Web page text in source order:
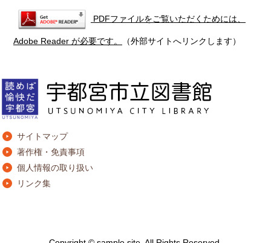
PDFファイルをご覧いただくためには、
Adobe Reader が必要です。 （外部サイトへリンクします）
サイトマップ
著作権・免責事項
個人情報の取り扱い
リンク集